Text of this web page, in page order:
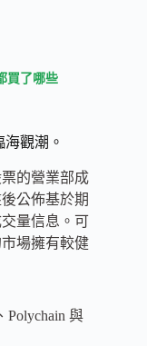
買了哪些
觀潮。
的營業部成
公佈基於期
量信息。可
場擁有較健